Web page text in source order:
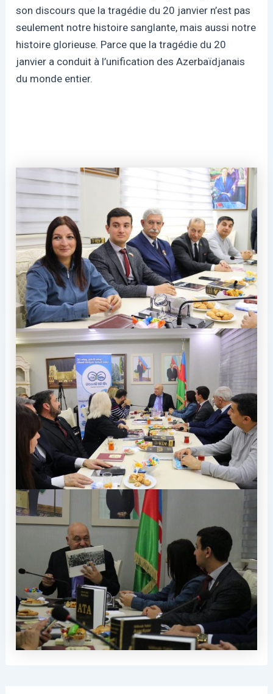
son discours que la tragédie du 20 janvier n’est pas
seulement notre histoire sanglante, mais aussi notre
histoire glorieuse. Parce que la tragédie du 20
janvier a conduit à l’unification des Azerbaïdjanais
du monde entier.